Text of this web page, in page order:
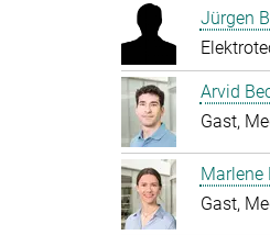
Jürgen
Arvid
Gast,
Marlene
Gast,